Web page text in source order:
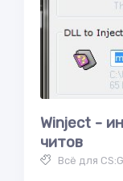
Winject -
читов
Всё для